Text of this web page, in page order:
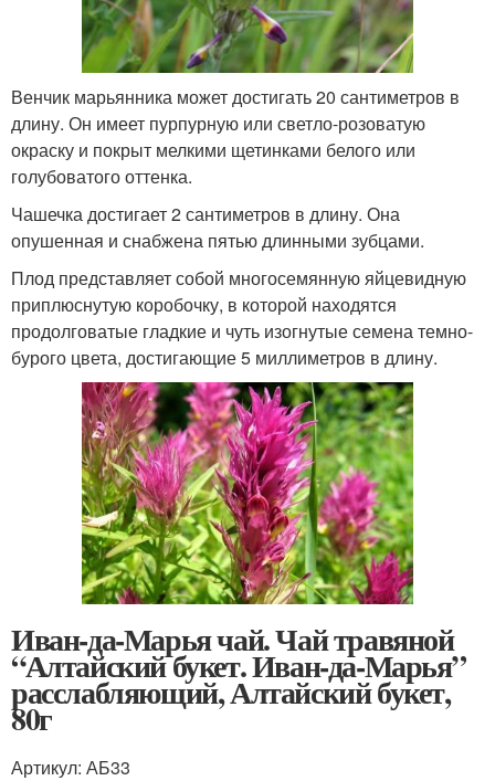
Венчик марьянника может достигать 20 сантиметров в
длину. Он имеет пурпурную или светло-розоватую
окраску и покрыт мелкими щетинками белого или
голубоватого оттенка.
Чашечка достигает 2 сантиметров в длину. Она
опушенная и снабжена пятью длинными зубцами.
Плод представляет собой многосемянную яйцевидную
приплюснутую коробочку, в которой находятся
продолговатые гладкие и чуть изогнутые семена темно-
бурого цвета, достигающие 5 миллиметров в длину.
Иван-да-Марья чай. Чай травяной
“Алтайский букет. Иван-да-Марья”
расслабляющий, Алтайский букет,
80г
Артикул: АБ33